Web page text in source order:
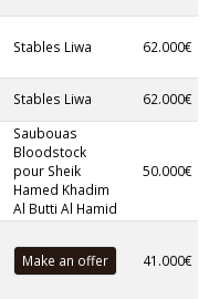
Stables Liwa 62.000€
Stables Liwa 62.000€
Saubouas
Bloodstock
pour Sheik
Hamed Khadim
Al Butti Al Hamid
50.000€
41.000€